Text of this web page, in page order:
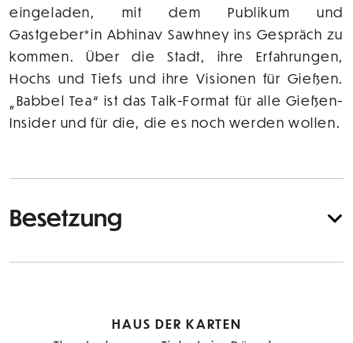
eingeladen, mit dem Publikum und
Gastgeber*in Abhinav Sawhney ins Gespräch zu
kommen. Über die Stadt, ihre Erfahrungen,
Hochs und Tiefs und ihre Visionen für Gießen.
„Babbel Tea“ ist das Talk-Format für alle Gießen-
Insider und für die, die es noch werden wollen.
Besetzung
HAUS DER KARTEN